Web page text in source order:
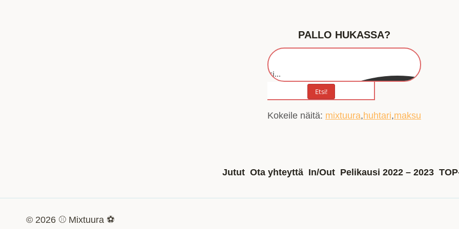
PALLO HUKASSA?
Etsi...
Etsi!
Kokeile näitä: mixtuura huhtari maksu
Jutut Ota yhteyttä In/Out Pelikausi 2022 – 2023
© 2026 ⚾ Mixtuura ⚽